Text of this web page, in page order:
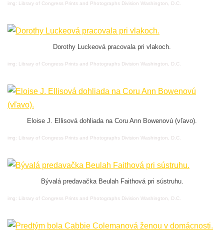
img: Library of Congress Prints and Photographs Division Washington, D.C.
Dorothy Luckeová pracovala pri vlakoch.
img: Library of Congress Prints and Photographs Division Washington, D.C.
Eloise J. Ellisová dohliada na Coru Ann Bowenovú (vľavo).
img: Library of Congress Prints and Photographs Division Washington, D.C.
Bývalá predavačka Beulah Faithová pri sústruhu.
img: Library of Congress Prints and Photographs Division Washington, D.C.